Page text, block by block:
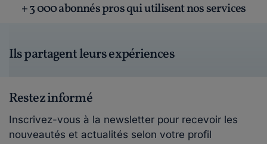
+ 3 000 abonnés pros qui utilisent nos services
Ils partagent leurs expériences
Restez informé
Inscrivez-vous à la newsletter pour recevoir les
nouveautés et actualités selon votre profil